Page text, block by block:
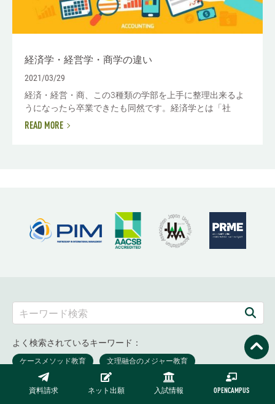
資料請求 ネット出願 入試情報 OPENCAMPUS
経済学・経営学・商学の違い
2021/03/29
経済・経営・商、この3種類の学部を上手に整理出来るよ
うになったら卒業できたも同然です。経済学とは「社
READ MORE
よく検索されているキーワード：